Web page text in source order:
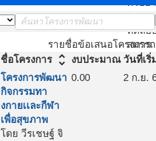
โปรแ
ทดสอ
สมรร
รายชื่อข้อเสนอโครงการ
ชื่อโครงการ unfold_more งบประมาณ วันที่เ
โครงการพัฒนา
กิจกรรมทา
งกายเเละกีฬา
เพื่อสุขภาพ
โดย วีรเชษฐ์ จิ
0.00 2 ก.ย.